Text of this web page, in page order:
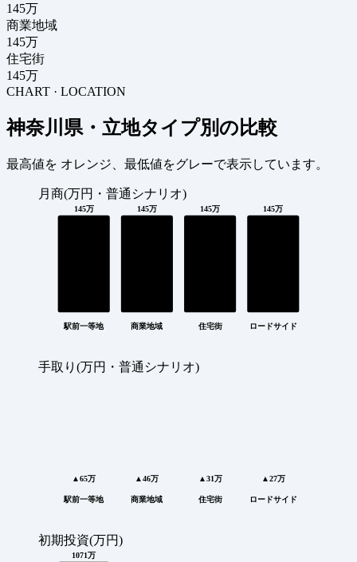
145万
商業地域
145万
住宅街
145万
CHART · LOCATION
神奈川県・立地タイプ別の比較
最高値を オレンジ 、最低値をグレーで表示しています。
月商(万円・普通シナリオ)
145万
駅前一等地
145万
商業地域
145万
住宅街
145万
ロードサイド
手取り(万円・普通シナリオ)
▲65万
駅前一等地
▲46万
商業地域
▲31万
住宅街
▲27万
ロードサイド
初期投資(万円)
1071万